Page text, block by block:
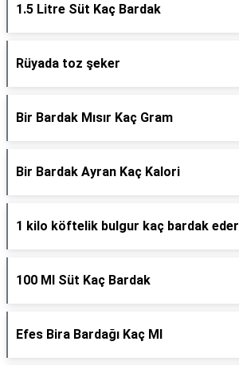
1.5 Litre Süt Kaç Bardak
Rüyada toz şeker
Bir Bardak Mısır Kaç Gram
Bir Bardak Ayran Kaç Kalori
1 kilo köftelik bulgur kaç bardak eder
100 Ml Süt Kaç Bardak
Efes Bira Bardağı Kaç Ml